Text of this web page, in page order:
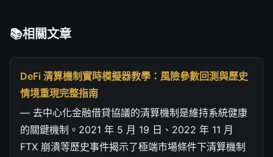
相關文章
DeFi 清算機制實時模擬器教學：風險參數回測與歷史
情境重現完整指南
— 去中心化金融借貸協議的清算機制是維持系統健康
的關鍵機制。2021 年 5 月 19 日、2022 年 11 月
FTX 崩潰等歷史事件揭示了極端市場條件下清算機制